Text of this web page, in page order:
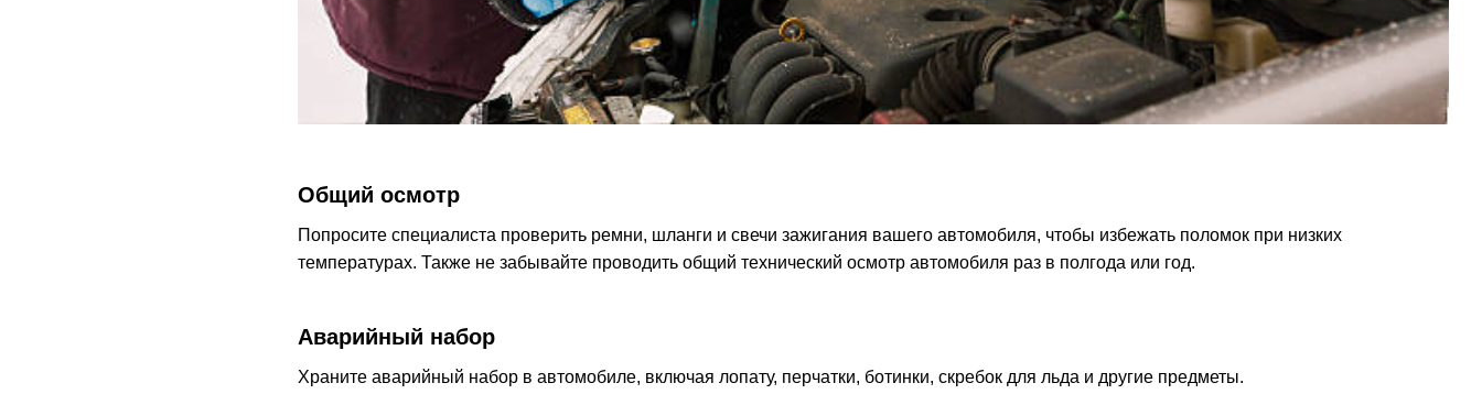
Общий осмотр
Попросите специалиста проверить ремни, шланги и свечи зажигания вашего автомобиля, чтобы избежать поломок при низких
температурах. Также не забывайте проводить общий технический осмотр автомобиля раз в полгода или год.
Аварийный набор
Храните аварийный набор в автомобиле, включая лопату, перчатки, ботинки, скребок для льда и другие предметы.